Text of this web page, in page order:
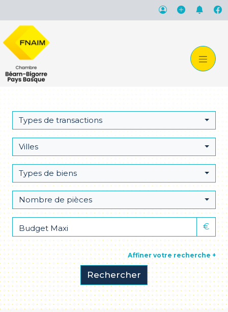
Types de transactions
Villes
Types de biens
Nombre de pièces
€
Affiner votre recherche +
Rechercher